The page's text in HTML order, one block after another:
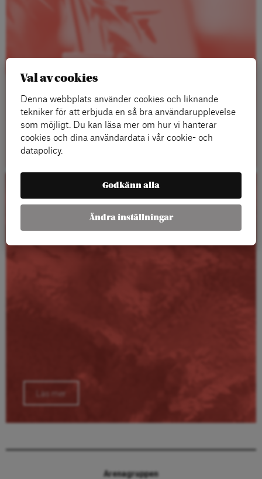
Läs mer
Kalender
Läs mer
Arenagruppen
Val av cookies
Denna webbplats använder cookies och liknande
tekniker för att erbjuda en så bra användarupplevelse
som möjligt. Du kan läsa mer om hur vi hanterar
cookies och dina användardata i vår cookie- och
datapolicy.
Godkänn alla
Ändra inställningar